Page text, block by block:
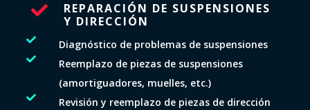

REPARACIÓN DE SUSPENSIONES
Y DIRECCIÓN
 Diagnóstico de problemas de suspensiones

Reemplazo de piezas de suspensiones
(amortiguadores, muelles, etc.)

Revisión y reemplazo de piezas de dirección